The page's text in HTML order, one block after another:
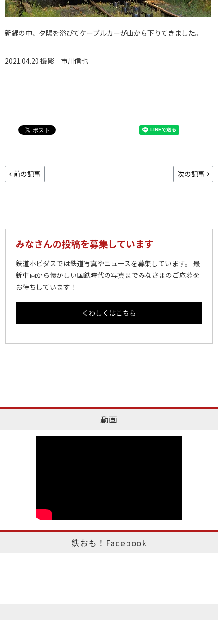
新緑の中、夕陽を浴びてケーブルカーが山から下りてきました。
2021.04.20 撮影 市川信也
前の記事 次の記事
みなさんの投稿を募集しています
鉄道ホビダスでは鉄道写真やニュースを募集しています。 最
新車両から懐かしい国鉄時代の写真までみなさまのご応募を
お待ちしています！
くわしくはこちら
動画
鉄おも！Facebook